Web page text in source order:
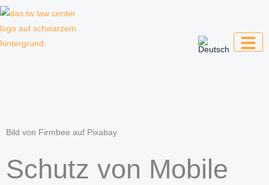
Zum
Bild von Firmbee auf Pixabay
Schutz von Mobile